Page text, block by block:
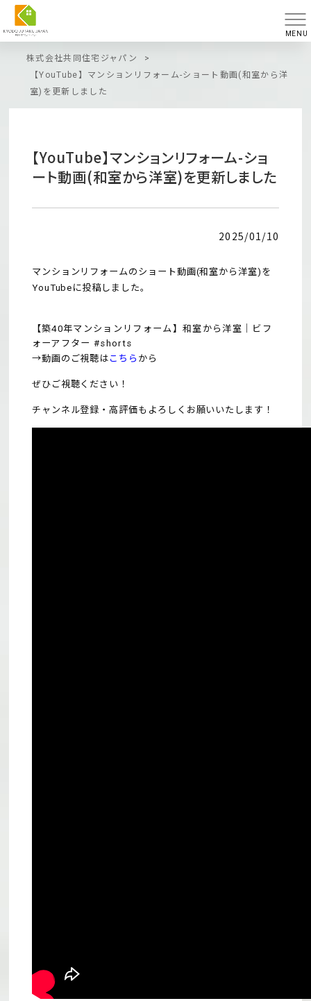
MENU
株式会社共同住宅ジャパン
>
【YouTube】マンションリフォーム-ショート動画(和室から洋
室)を更新しました
【YouTube】マンションリフォーム-ショ
ート動画(和室から洋室)を更新しました
2025/01/10
マンションリフォームのショート動画(和室から洋室)を
YouTubeに投稿しました。
【築40年マンションリフォーム】和室から洋室｜ビフ
ォーアフター #shorts
→動画のご視聴は こちら から
ぜひご視聴ください！
チャンネル登録・高評価もよろしくお願いいたします！